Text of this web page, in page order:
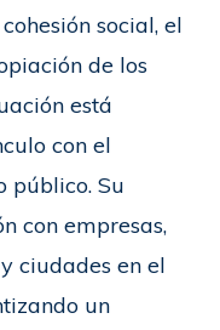
social, el
de los
está
con el
público. Su
con empresas,
ciudades en el
un